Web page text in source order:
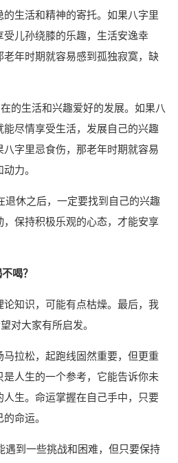
的生活和精神的寄托。如果八字里
儿孙绕膝的乐趣，生活安逸幸
年时期就容易感到孤独寂寞，缺
的生活和兴趣爱好的发展。如果八
尽情享受生活，发展自己的兴趣
字里忌食伤，那老年时期就容易
力。
退休之后，一定要找到自己的兴趣
保持积极乐观的心态，才能安享
喝？
知识，可能有点枯燥。最后，我
对大家有所启发。
马拉松，起跑线固然重要，但更重
人生的一个参考，它能告诉你未
生。命运掌握在自己手中，只要
命运。
遇到一些挑战和困难，但只要保持